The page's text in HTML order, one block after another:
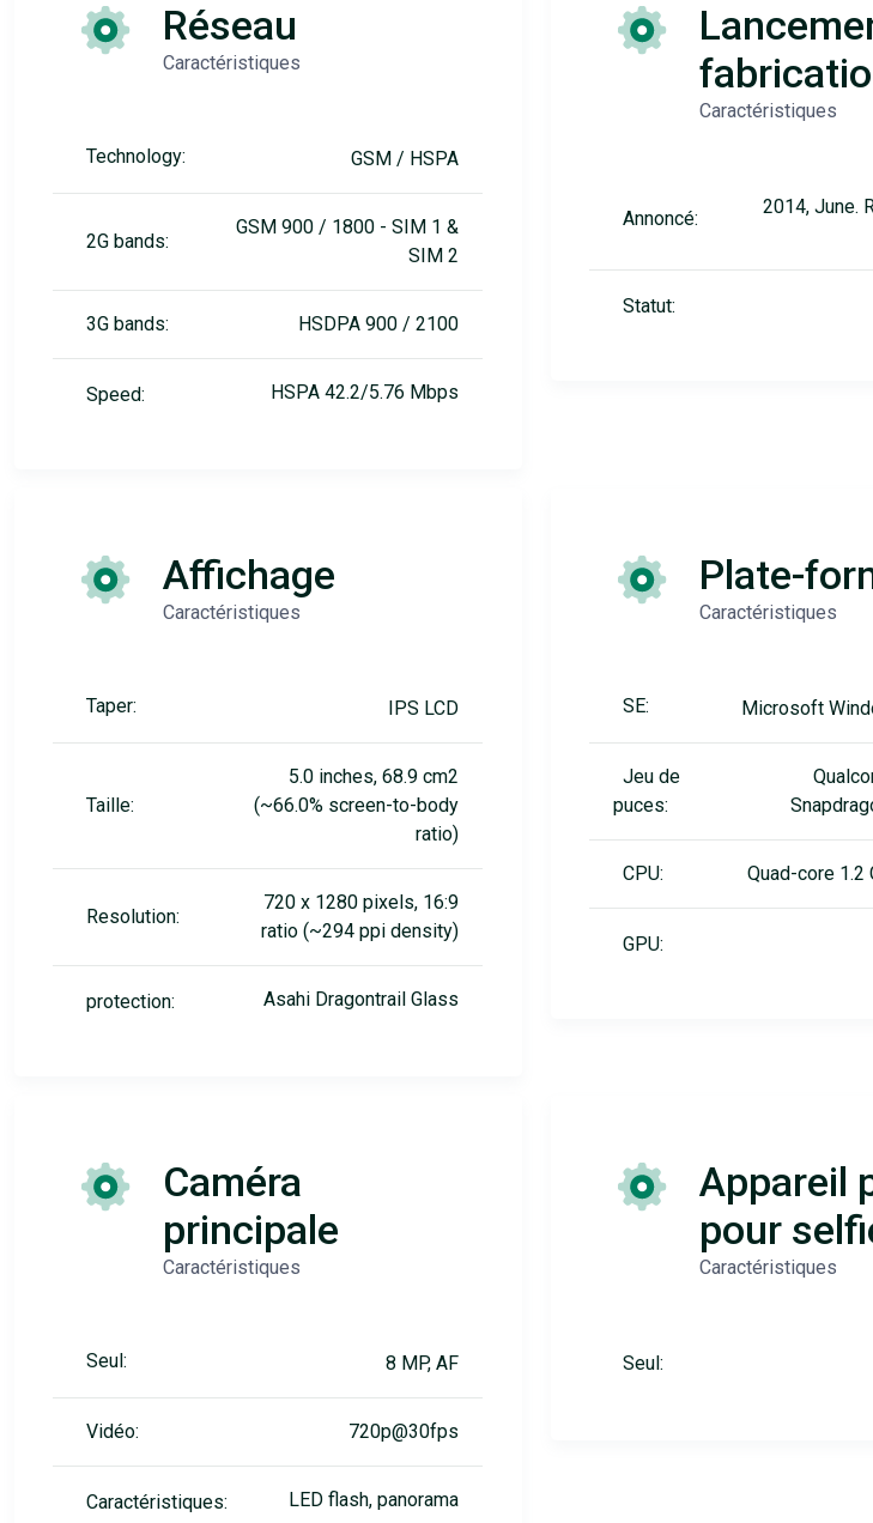
Réseau
Caractéristiques
Technology: GSM / HSPA
2G bands:
GSM 900 / 1800 - SIM 1 &
SIM 2
3G bands: HSDPA 900 / 2100
Speed: HSPA 42.2/5.76 Mbps
Caractéristiques
Annoncé:
2014, June.
Statut:
Affichage
Caractéristiques
Taper: IPS LCD
Taille:
5.0 inches, 68.9 cm2
(~66.0% screen-to-body
ratio)
Resolution:
720 x 1280 pixels, 16:9
ratio (~294 ppi density)
protection: Asahi Dragontrail Glass
Plate-
Caractéristiques
SE: Microsoft
Jeu de
puces:
CPU: Quad-core 1.2
GPU:
Caméra
principale
Caractéristiques
Seul: 8 MP, AF
Vidéo: 720p@30fps
Caractéristiques: LED flash, panorama
Appareil
pour
Caractéristiques
Seul: